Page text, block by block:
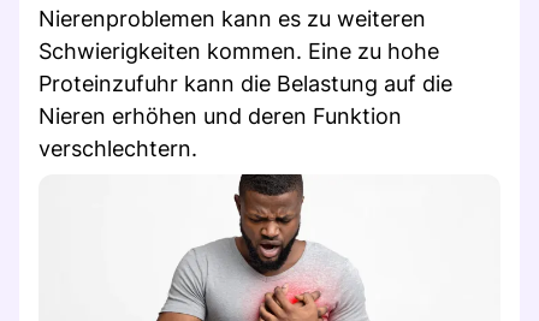
Nierenproblemen kann es zu weiteren
Schwierigkeiten kommen. Eine zu hohe
Proteinzufuhr kann die Belastung auf die
Nieren erhöhen und deren Funktion
verschlechtern.